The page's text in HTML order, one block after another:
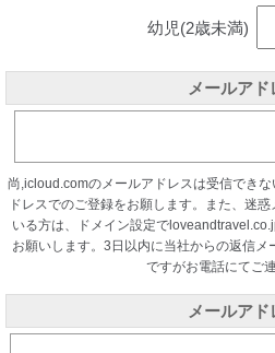
幼児(2歳未満)
メールアド
尚,icloud.comのメールアドレスは受信でき
ドレスでのご登録をお願します。また、迷
いる方は、ドメイン設定で
お願いします。3日以内に当社からの返信
ですがお電話にてご
メールアド